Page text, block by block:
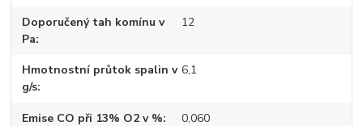
Doporučený tah komínu v
Pa
12
Hmotnostní průtok spalin v
g/s
6,1
Emise CO při 13% O2 v % 0,060